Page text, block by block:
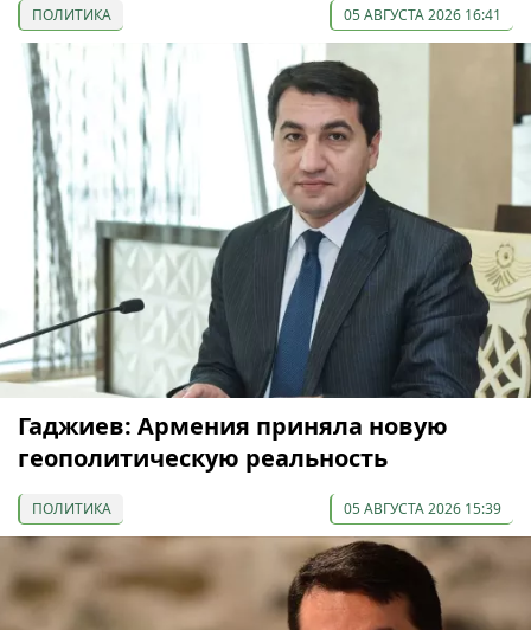
ПОЛИТИКА 05 АВГУСТА 2026 16:41
Гаджиев: Армения приняла новую
геополитическую реальность
ПОЛИТИКА 05 АВГУСТА 2026 15:39